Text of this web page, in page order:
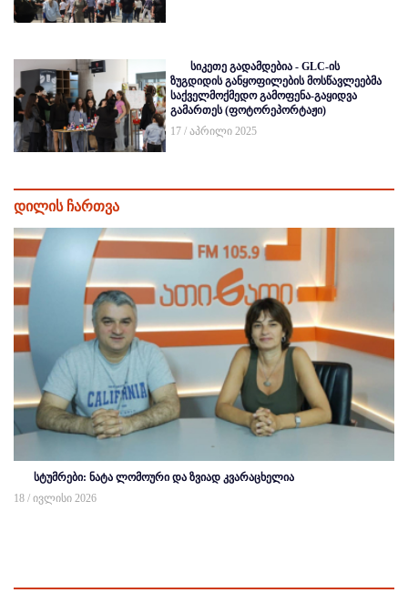
სიკეთე გადამდებია - GLC-ის
ზუგდიდის განყოფილების მოსწავლეებმა
საქველმოქმედო გამოფენა-გაყიდვა
გამართეს (ფოტორეპორტაჟი)
17 / აპრილი 2025
დილის ჩართვა
სტუმრები: ნატა ლომოური და ზვიად კვარაცხელია
18 / ივლისი 2026